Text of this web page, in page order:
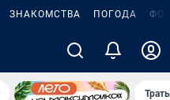
ЗНАКОМСТВА ПОГОДА